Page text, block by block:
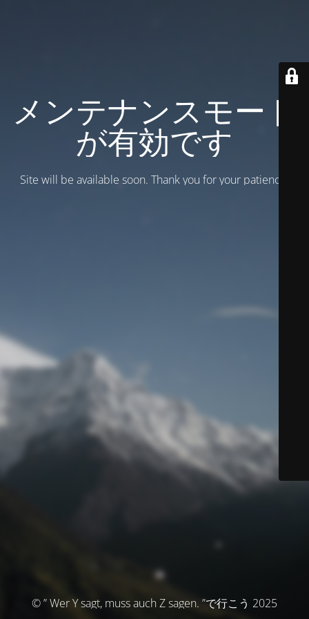
メンテナンスモード
が有効です
Site will be available soon. Thank you for your patience!
© ” Wer Y sagt, muss auch Z sagen. ”で行こう 2025